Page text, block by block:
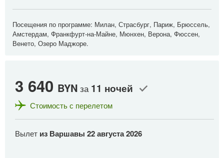
Посещения по программе: Милан, Страсбург, Париж, Брюссель,
Амстердам, Франкфурт-на-Майне, Мюнхен, Верона, Фюссен,
Венето, Озеро Маджоре.
3 640 BYN за 11 ночей
Стоимость с перелетом
Вылет из Варшавы 22 августа 2026